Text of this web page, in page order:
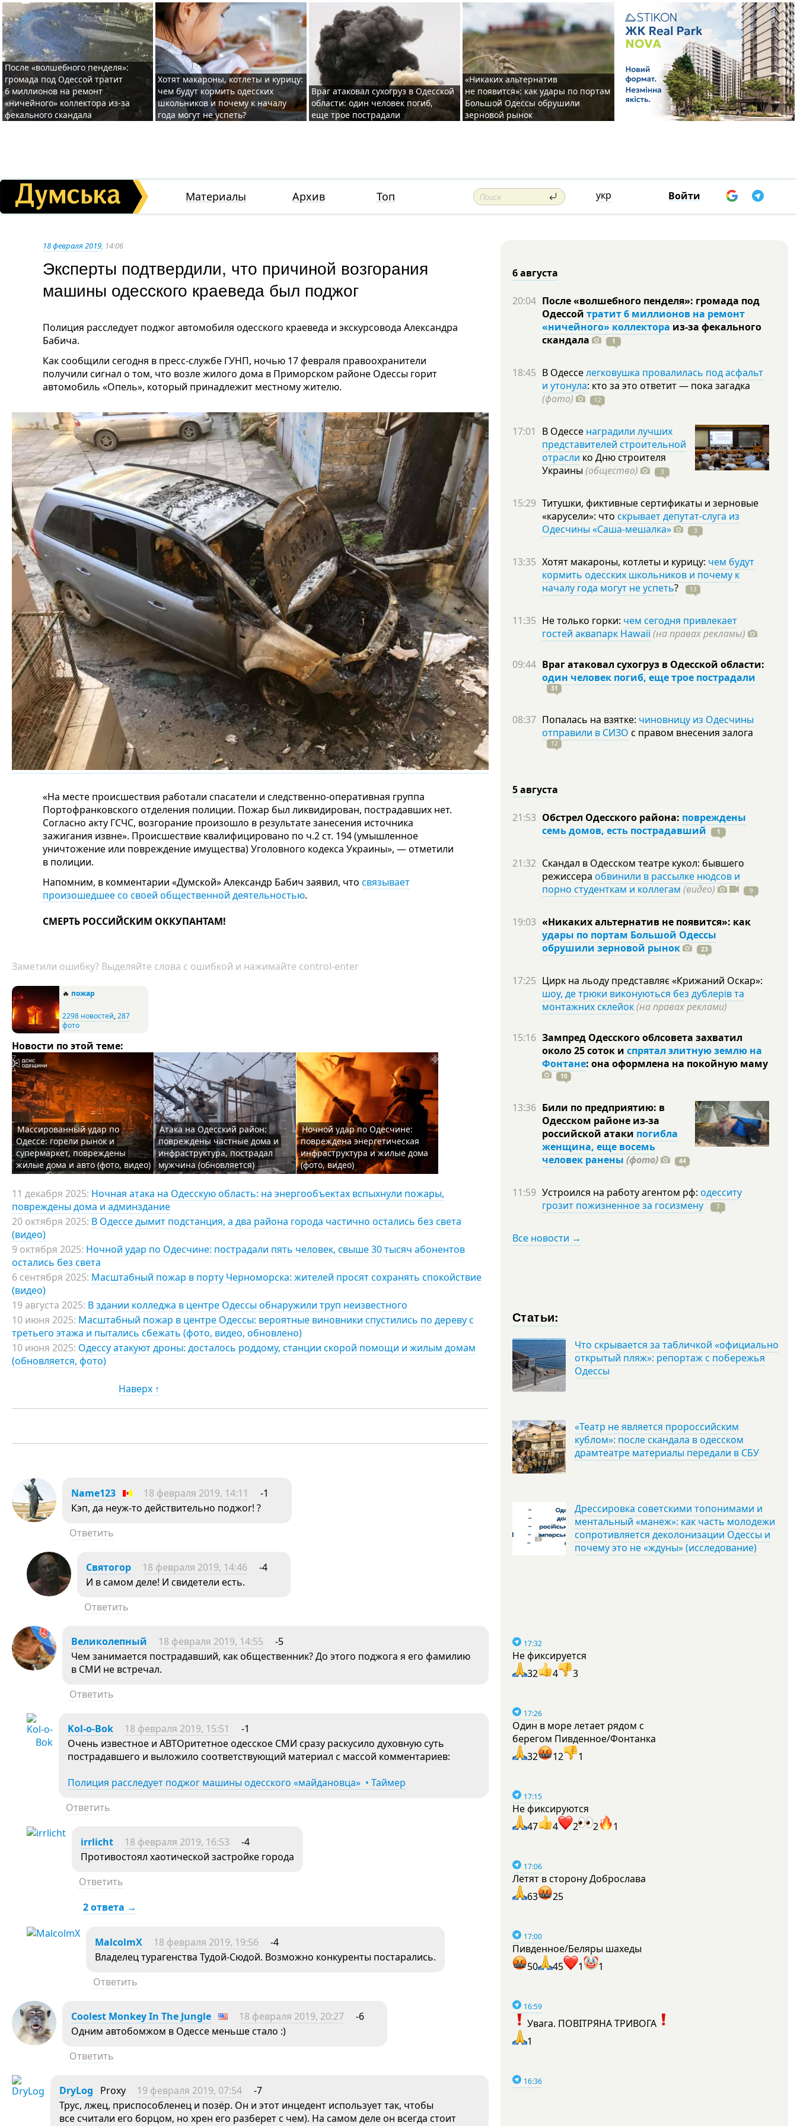
После «волшебного пенделя»:
громада под Одессой тратит
6 миллионов на ремонт
«ничейного» коллектора из-за
фекального скандала
Хотят макароны, котлеты и курицу:
чем будут кормить одесских
школьников и почему к началу
года могут не успеть?
Враг атаковал сухогруз в Одесской
области: один человек погиб,
еще трое пострадали
«Никаких альтернатив
не появится»: как удары по портам
Большой Одессы обрушили
зерновой рынок
Материалы Архив Топ укр Войти
18 февраля 2019, 14:06
Эксперты подтвердили, что причиной возгорания
машины одесского краеведа был поджог
Полиция расследует поджог автомобиля одесского краеведа и экскурсовода Александра
Бабича.
Как сообщили сегодня в пресс-службе ГУНП, ночью 17 февраля правоохранители
получили сигнал о том, что возле жилого дома в Приморском районе Одессы горит
автомобиль «Опель», который принадлежит местному жителю.
«На месте происшествия работали спасатели и следственно-оперативная группа
Портофранковского отделения полиции. Пожар был ликвидирован, пострадавших нет.
Согласно акту ГСЧС, возгорание произошло в результате занесения источника
зажигания извне». Происшествие квалифицировано по ч.2 ст. 194 (умышленное
уничтожение или повреждение имущества) Уголовного кодекса Украины», — отметили
в полиции.
Напомним, в комментарии «Думской» Александр Бабич заявил, что связывает
произошедшее со своей общественной деятельностью.
СМЕРТЬ РОССИЙСКИМ ОККУПАНТАМ!
Заметили ошибку? Выделяйте слова с ошибкой и нажимайте control-enter
🔥 пожар
2298 новостей,287
фото
Новости по этой теме:
Массированный удар по
Одессе: горели рынок и
супермаркет, повреждены
жилые дома и авто (фото, видео)
Атака на Одесский район:
повреждены частные дома и
инфраструктура, пострадал
мужчина (обновляется)
Ночной удар по Одесчине:
повреждена энергетическая
инфраструктура и жилые дома
(фото, видео)
11 декабря 2025: Ночная атака на Одесскую область: на энергообъектах вспыхнули пожары,
повреждены дома и админздание
20 октября 2025: В Одессе дымит подстанция, а два района города частично остались без света
(видео)
9 октября 2025: Ночной удар по Одесчине: пострадали пять человек, свыше 30 тысяч абонентов
остались без света
6 сентября 2025: Масштабный пожар в порту Черноморска: жителей просят сохранять спокойствие
(видео)
19 августа 2025: В здании колледжа в центре Одессы обнаружили труп неизвестного
10 июня 2025: Масштабный пожар в центре Одессы: вероятные виновники спустились по дереву с
третьего этажа и пытались сбежать (фото, видео, обновлено)
10 июня 2025: Одессу атакуют дроны: досталось роддому, станции скорой помощи и жилым домам
(обновляется, фото)
Наверх ↑
Name123 18 февраля 2019, 14:11
-1
Кэп, да неуж-то действительно поджог! ?
Ответить
Святогор 18 февраля 2019, 14:46
-4
И в самом деле! И свидетели есть.
Ответить
Великолепный 18 февраля 2019, 14:55
-5
Чем занимается пострадавший, как общественник? До этого поджога я его фамилию
в СМИ не встречал.
Ответить
Kol-o-Bok 18 февраля 2019, 15:51
-1
Очень известное и АВТОритетное одесское СМИ сразу раскусило духовную суть
пострадавшего и выложило соответствующий материал с массой комментариев:
Полиция расследует поджог машины одесского «майдановца» • Таймер
Ответить
irrlicht 18 февраля 2019, 16:53
-4
Противостоял хаотической застройке города
Ответить
2 ответа →
MalcolmX 18 февраля 2019, 19:56
-4
Владелец турагенства Тудой-Сюдой. Возможно конкуренты постарались.
Ответить
Coolest Monkey In The Jungle 18 февраля 2019, 20:27
-6
Одним автобомжом в Одессе меньше стало :)
Ответить
DryLog Proxy 19 февраля 2019, 07:54
-7
Трус, лжец, приспособленец и позёр. Он и этот инцедент использует так, чтобы
все считали его борцом, но хрен его разберет с чем). На самом деле он всегда стоит
6 августа
20:04 После «волшебного пенделя»: громада под
Одессой тратит 6 миллионов на ремонт
«ничейного» коллектора из-за фекального
скандала
1
18:45 В Одесселегковушка провалилась под асфальт
и утонула: кто за это ответит — пока загадка
(фото)
12
17:01 В Одессе наградили лучших
представителей строительной
отрасли ко Дню строителя
Украины (общество) 3
15:29 Титушки, фиктивные сертификаты и зерновые
«карусели»: что скрывает депутат-слуга из
Одесчины «Саша-мешалка»
3
13:35 Хотят макароны, котлеты и курицу: чем будут
кормить одесских школьников и почему к
началу года могут не успеть? 13
11:35 Не только горки: чем сегодня привлекает
гостей аквапарк Hawaii (на правах рекламы)
09:44 Враг атаковал сухогруз в Одесской области:
один человек погиб, еще трое пострадали
31
08:37 Попалась на взятке: чиновницу из Одесчины
отправили в СИЗО с правом внесения залога
12
5 августа
21:53 Обстрел Одесского района: повреждены
семь домов, есть пострадавший
1
21:32 Скандал в Одесском театре кукол: бывшего
режиссера обвинили в рассылке нюдсов и
порно студенткам и коллегам (видео) 9
19:03 «Никаких альтернатив не появится»: как
удары по портам Большой Одессы
обрушили зерновой рынок
23
17:25 Цирк на льоду представляє «Крижаний Оскар»:
шоу, де трюки виконуються без дублерів та
монтажних склейок(на правах реклами)
15:16 Зампред Одесского облсовета захватил
около 25 соток и спрятал элитную землю на
Фонтане: она оформлена на покойную маму
10
13:36 Били по предприятию: в
Одесском районе из-за
российской атаки погибла
женщина, еще восемь
человек ранены (фото) 44
11:59 Устроился на работу агентом рф: одесситу
грозит пожизненное за госизмену
7
Все новости →
Статьи:
Что скрывается за табличкой «официально
открытый пляж»: репортаж с побережья
Одессы
«Театр не является пророссийским
кублом»: после скандала в одесском
драмтеатре материалы передали в СБУ
Дрессировка советскими топонимами и
ментальный «манеж»: как часть молодежи
сопротивляется деколонизации Одессы и
почему это не «ждуны» (исследование)
17:32
Не фиксируется
32
4 3
17:26
Один в море летает рядом с
берегом Пивденное/Фонтанка
32
12 1
17:15
Не фиксируются
47
4 2 2 1
17:06
Летят в сторону Доброслава
63
25
17:00
Пивденное/Беляры шахеды
50
45 1 1
16:59
Увага. ПОВІТРЯНА ТРИВОГА
1
16:36